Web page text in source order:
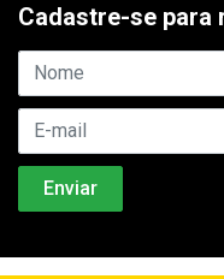
Cadastre-se para